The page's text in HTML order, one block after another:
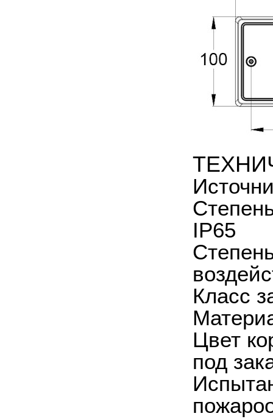
IP65
Класс
Цвет
под